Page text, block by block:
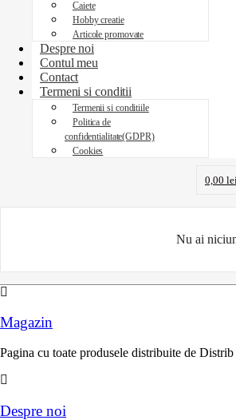
Caiete
Hobby creatie
Articole promovate
Despre noi
Contul meu
Contact
Termeni si conditii
Termenii si conditiile
Politica de
confidentialitate(GDPR)
Cookies
0,00 lei
Nu ai
Magazin
Pagina cu toate produsele distribuite de
Despre noi